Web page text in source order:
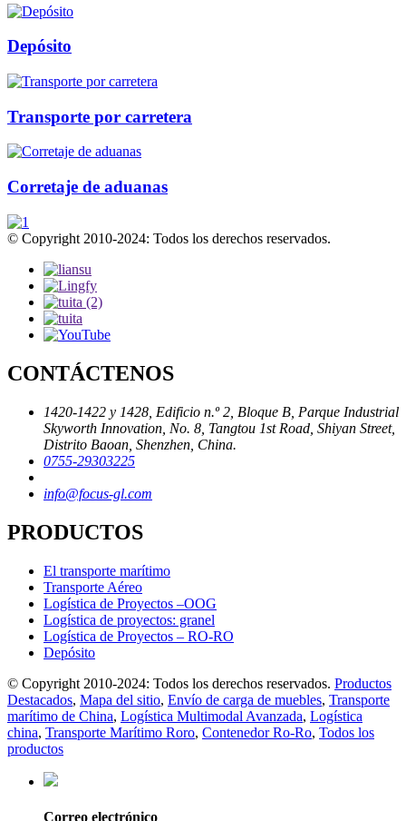
Depósito
Transporte por carretera
Corretaje de aduanas
© Copyright 2010-2024: Todos los derechos reservados.
CONTÁCTENOS
1420-1422 y 1428, Edificio n.º 2, Bloque B, Parque Industrial
Skyworth Innovation, No. 8, Tangtou 1st Road, Shiyan Street,
Distrito Baoan, Shenzhen, China.
0755-29303225
info@focus-gl.com
PRODUCTOS
El transporte marítimo
Transporte Aéreo
Logística de Proyectos –OOG
Logística de proyectos: granel
Logística de Proyectos – RO-RO
Depósito
© Copyright 2010-2024: Todos los derechos reservados. Productos
Destacados, Mapa del sitio, Envío de carga de muebles, Transporte
marítimo de China, Logística Multimodal Avanzada, Logística
china, Transporte Marítimo Roro, Contenedor Ro-Ro, Todos los
productos
Correo electrónico